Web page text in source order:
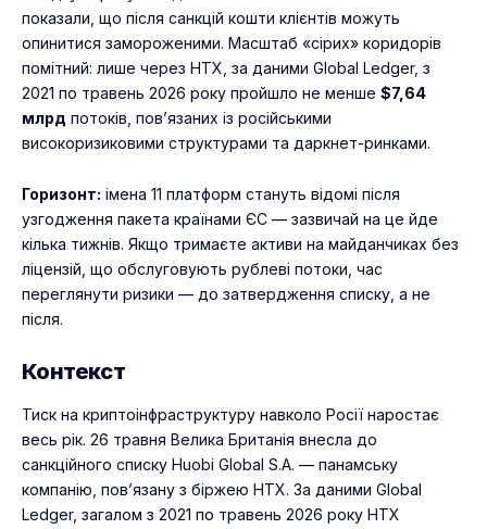
показали, що після санкцій кошти клієнтів можуть
опинитися замороженими. Масштаб «сірих» коридорів
помітний: лише через HTX, за даними Global Ledger, з
2021 по травень 2026 року пройшло не менше $7,64
млрд потоків, пов’язаних із російськими
високоризиковими структурами та даркнет-ринками.
Горизонт: імена 11 платформ стануть відомі після
узгодження пакета країнами ЄС — зазвичай на це йде
кілька тижнів. Якщо тримаєте активи на майданчиках без
ліцензій, що обслуговують рублеві потоки, час
переглянути ризики — до затвердження списку, а не
після.
Контекст
Тиск на криптоінфраструктуру навколо Росії наростає
весь рік. 26 травня Велика Британія внесла до
санкційного списку Huobi Global S.A. — панамську
компанію, пов’язану з біржею HTX. За даними Global
Ledger, загалом з 2021 по травень 2026 року HTX